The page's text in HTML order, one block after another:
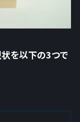
を以下の3つで